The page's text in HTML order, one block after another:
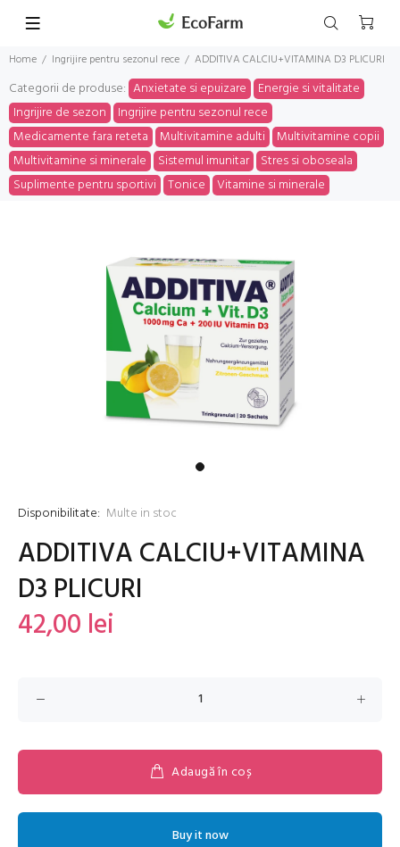
Home Ingrijire pentru sezonul rece ADDITIVA CALCIU+VITAMINA D3 PLICURI
Categorii de produse: Anxietate si epuizare
Energie si vitalitate
Ingrijire de sezon
Ingrijire pentru sezonul rece
Medicamente fara reteta
Multivitamine adulti
Multivitamine copii
Multivitamine si minerale
Sistemul imunitar
Stres si oboseala
Suplimente pentru sportivi
Tonice Vitamine si minerale
Disponibilitate: Multe in stoc
ADDITIVA CALCIU+VITAMINA
D3 PLICURI
42,00 lei
Adaugă în coș
Buy it now